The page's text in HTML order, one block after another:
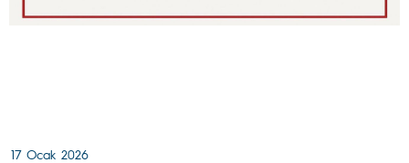
17 Ocak 2026